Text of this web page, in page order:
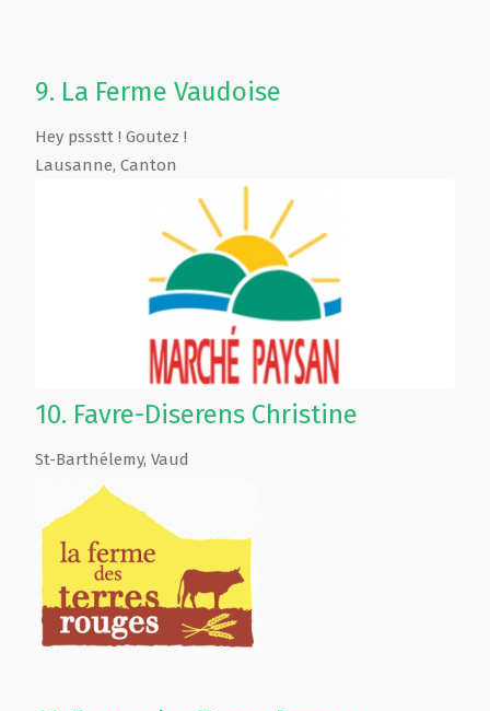
9. La Ferme Vaudoise
Hey pssstt ! Goutez !
Lausanne, Canton
10. Favre-Diserens Christine
St-Barthélemy, Vaud